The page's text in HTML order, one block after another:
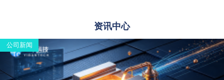
资讯中心
公司新闻